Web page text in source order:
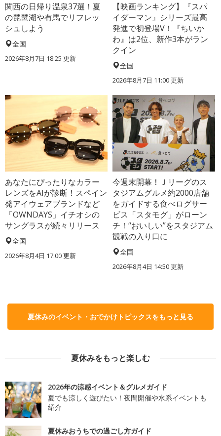
関西の日帰り温泉37選！夏
の琵琶湖や有馬でリフレッ
シュしよう
全国
2026年8月7日 18:25 更新
【映画ランキング】『スパ
イダーマン』シリーズ最高
発進で初登場V！『ちいか
わ』は2位、新作3本がラン
クイン
全国
2026年8月7日 11:00更新
あなたにぴったりなカラー
レンズをAIが診断！スペイン
発アイウェアブランドなど
「OWNDAYS」イチオシの
サングラスが続々リリース
全国
2026年8月4日 17:00更新
今週末開幕！Ｊリーグのス
タジアムグルメ約2000店舗
をガイドする食べログサー
ビス「スタモグ」がローン
チ！“おいしい”をスタジアム
観戦の入り口に
全国
2026年8月4日 14:50更新
夏休みのイベント・おでかけトピックスをもっと見る
夏休みをもっと楽しむ
2026年の涼感イベント＆グルメガイド
夏でも涼しく遊びたい！夜間開催や水系イベントも
紹介
夏休みおうちでの過ごし方ガイド